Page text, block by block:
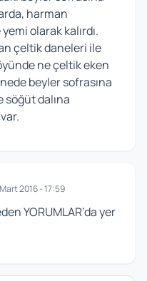
harman
olarak kalırdı.
çeltik daneleri ile
ne çeltik eken
beyler sofrasına
söğüt dalına
2016 - 17:59
YORUMLAR’da yer